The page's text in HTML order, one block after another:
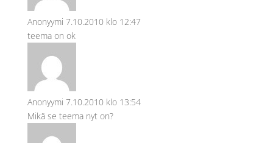
Anonyymi 7.10.2010 klo 12:47
teema on ok
Anonyymi 7.10.2010 klo 13:54
Mikä se teema nyt on?